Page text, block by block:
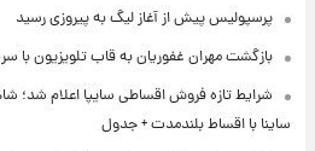
پرسپولیس پیش از آغاز لیگ به پیروزی رسید
بازگشت مهران غفوریان به قاب تلویزیون با
شرایط تازه فروش اقساطی سایپا اعلام شد؛
ساینا با اقساط بلندمدت + جدول